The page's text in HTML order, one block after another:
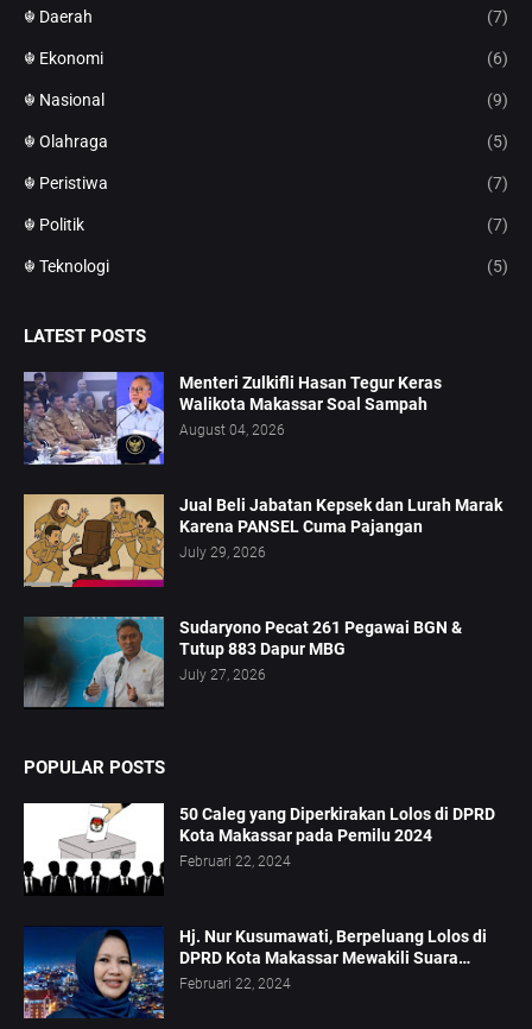
☬ Daerah (7)
☬ Ekonomi (6)
☬ Nasional (9)
☬ Olahraga (5)
☬ Peristiwa (7)
☬ Politik (7)
☬ Teknologi (5)
LATEST POSTS
Menteri Zulkifli Hasan Tegur Keras
Walikota Makassar Soal Sampah
August 04, 2026
Jual Beli Jabatan Kepsek dan Lurah Marak
Karena PANSEL Cuma Pajangan
July 29, 2026
Sudaryono Pecat 261 Pegawai BGN &
Tutup 883 Dapur MBG
July 27, 2026
POPULAR POSTS
50 Caleg yang Diperkirakan Lolos di DPRD
Kota Makassar pada Pemilu 2024
Februari 22, 2024
Hj. Nur Kusumawati, Berpeluang Lolos di
DPRD Kota Makassar Mewakili Suara
Perempuan Dapil 2
Februari 22, 2024